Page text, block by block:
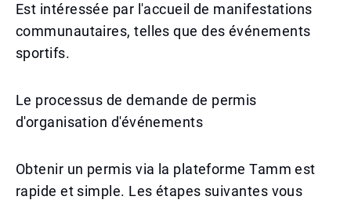
Est intéressée par l'accueil de manifestations
communautaires, telles que des événements
sportifs.
Le processus de demande de permis
d'organisation d'événements
Obtenir un permis via la plateforme Tamm est
rapide et simple. Les étapes suivantes vous